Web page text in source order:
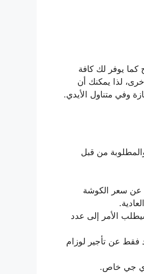
كما يوفر لك كافة
لذا يمكنك أن
وفي متناول الأيدي.
من قبل
عن سعر الكوشة
الأمر إلى عدد
فقط عن تأجير لوزام
دي جي خاص.